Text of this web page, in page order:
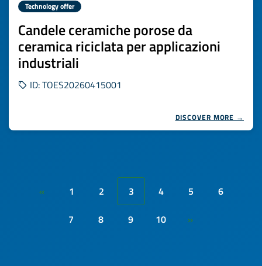
Technology offer
Candele ceramiche porose da
ceramica riciclata per applicazioni
industriali
ID: TOES20260415001
DISCOVER MORE →
« 1 2 3 4 5
6
7
8 9 10 »